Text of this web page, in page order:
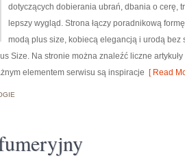
dotyczących dobierania ubrań, dbania o cerę,
lepszy wygląd. Strona łączy poradnikową
modą plus size, kobiecą elegancją i urodą bez
Size. Na stronie można znaleźć liczne
elementem serwisu są inspiracje [ Read